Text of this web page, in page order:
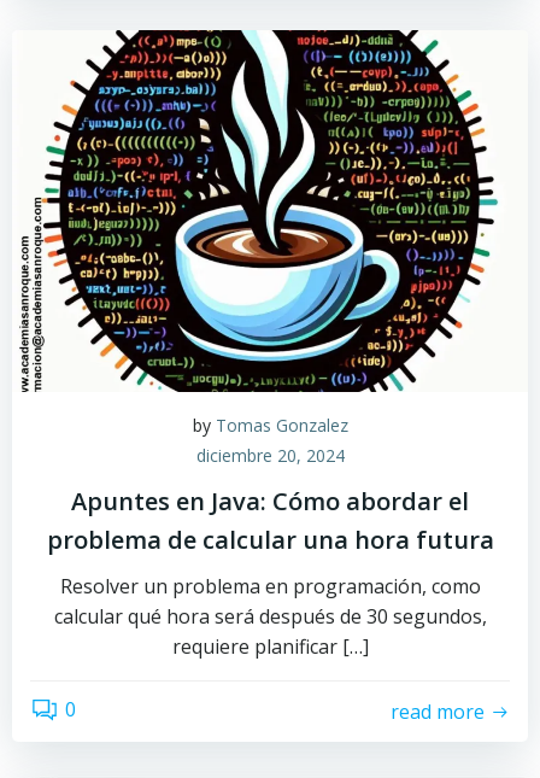
by Tomas Gonzalez
diciembre 20, 2024
Apuntes en Java: Cómo abordar el
problema de calcular una hora futura
Resolver un problema en programación, como
calcular qué hora será después de 30 segundos,
requiere planificar […]
0 read more